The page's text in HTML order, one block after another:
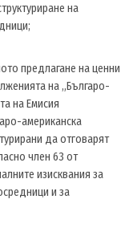
на
предлагане на ценни
на „Българо-
на Емисия
американска
да отговарят
член 63 от
изисквания за
и за